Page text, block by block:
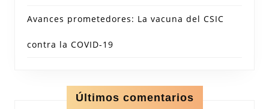
Avances prometedores: La vacuna del CSIC
contra la COVID-19
Últimos comentarios